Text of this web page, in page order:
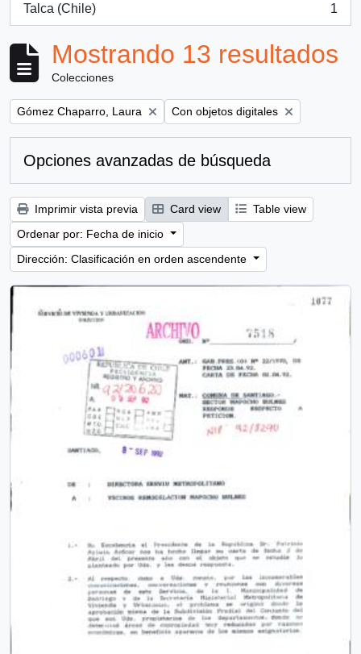
Talca (Chile)
, 1 resultados
1
Mostrando 13 resultados
Colecciones
Remove filter:
Gómez Chaparro, Laura Remove filter:
Con objetos digitales
Opciones avanzadas de búsqueda
Imprimir vista previa Card view
Table view
Ordenar por: Fecha de inicio
Dirección: Clasificación en orden ascendente